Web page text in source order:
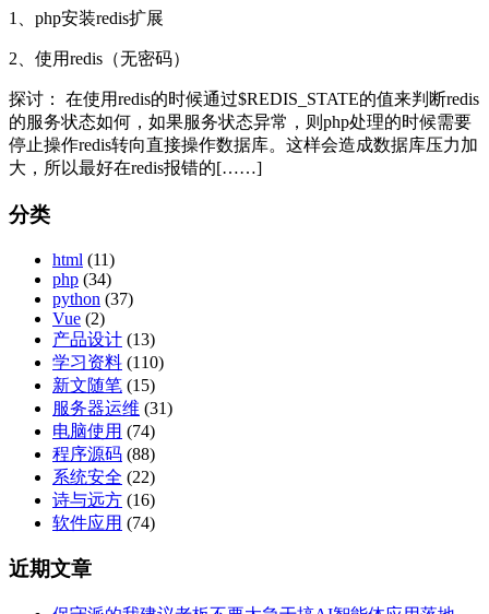
1、php安装redis扩展
2、使用redis（无密码）
探讨： 在使用redis的时候通过$REDIS_STATE的值来判断redis
的服务状态如何，如果服务状态异常，则php处理的时候需要
停止操作redis转向直接操作数据库。这样会造成数据库压力加
大，所以最好在redis报错的[……]
分类
html (11)
php (34)
python (37)
Vue (2)
产品设计 (13)
学习资料 (110)
新文随笔 (15)
服务器运维 (31)
电脑使用 (74)
程序源码 (88)
系统安全 (22)
诗与远方 (16)
软件应用 (74)
近期文章